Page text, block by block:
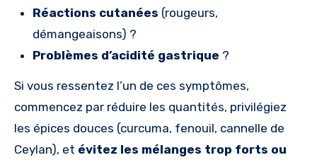
Réactions cutanées (rougeurs,
démangeaisons) ?
Problèmes d’acidité gastrique ?
Si vous ressentez l’un de ces symptômes,
commencez par réduire les quantités, privilégiez
les épices douces (curcuma, fenouil, cannelle de
Ceylan), et évitez les mélanges trop forts ou